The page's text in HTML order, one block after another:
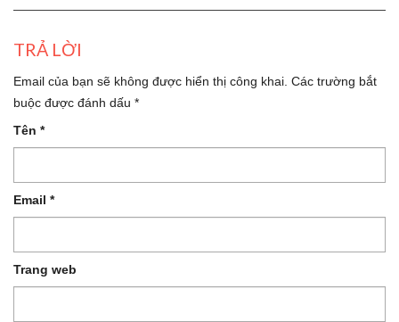
TRẢ LỜI
Email của bạn sẽ không được hiển thị công khai. Các trường bắt
buộc được đánh dấu *
Tên *
Email *
Trang web